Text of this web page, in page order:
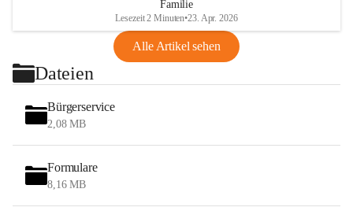
Familie
Lesezeit 2 Minuten•23. Apr. 2026
Alle Artikel sehen
Dateien
Bürgerservice
2,08 MB
Formulare
8,16 MB